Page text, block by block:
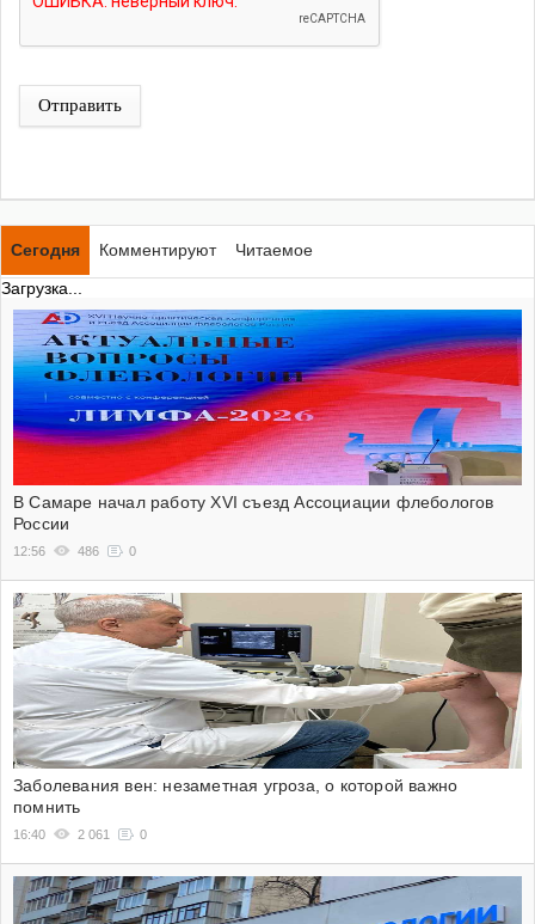
Отправить
Сегодня Комментируют
Читаемое
Загрузка...
В Самаре начал работу XVI съезд Ассоциации флебологов
России
12:56 486 0
Заболевания вен: незаметная угроза, о которой важно
помнить
16:40 2 061 0